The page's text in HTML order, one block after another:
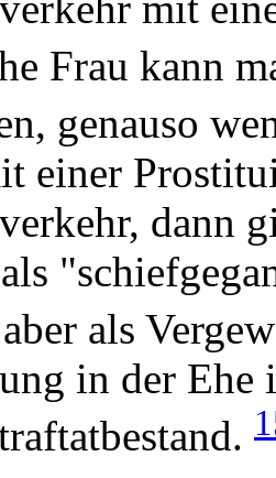
Frau kann
genauso
einer
dann
als
in der Ehe